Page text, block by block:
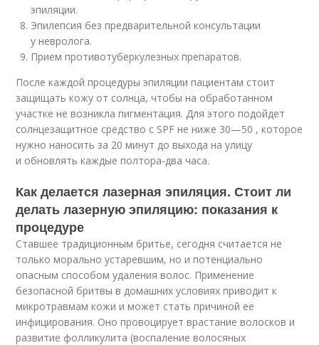
эпиляции.
Эпилепсия без предварительной консультации
у невролога.
Прием противотуберкулезных препаратов.
После каждой процедуры эпиляции пациентам стоит
защищать кожу от солнца, чтобы на обработанном
участке не возникла пигментация. Для этого подойдет
солнцезащитное средство с SPF не ниже 30—50 , которое
нужно наносить за 20 минут до выхода на улицу
и обновлять каждые полтора-два часа.
Как делается лазерная эпиляция. Стоит ли
делать лазерную эпиляцию: показания к
процедуре
Ставшее традиционным бритье, сегодня считается не
только морально устаревшим, но и потенциально
опасным способом удаления волос. Применение
безопасной бритвы в домашних условиях приводит к
микротравмам кожи и может стать причиной ее
инфицирования. Оно провоцирует врастание волосков и
развитие фолликулита (воспаление волосяных